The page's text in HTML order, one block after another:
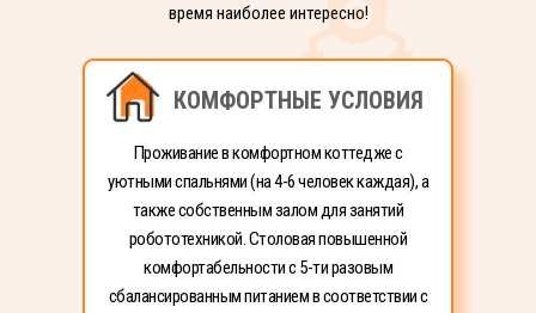
время наиболее интересно!
Проживание в комфортном коттедже с
уютными спальнями (на 4-6 человек каждая), а
также собственным залом для занятий
робототехникой. Столовая повышенной
комфортабельности с 5-ти разовым
сбалансированным питанием в соответствии с
КОМФОРТНЫЕ УСЛОВИЯ